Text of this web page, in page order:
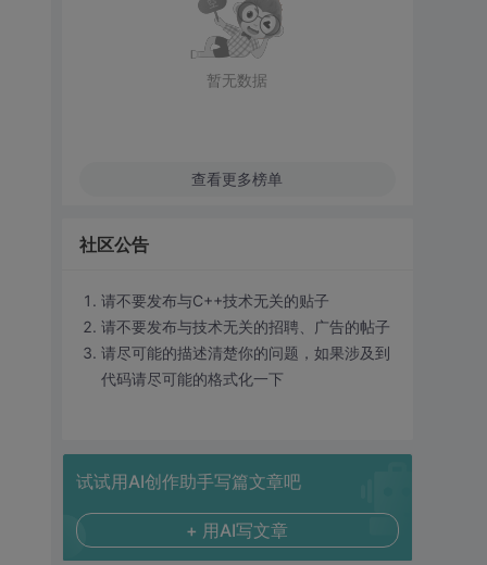
暂无数据
查看更多榜单
社区公告
请不要发布与C++技术无关的贴子
请不要发布与技术无关的招聘、广告的帖子
请尽可能的描述清楚你的问题，如果涉及到
代码请尽可能的格式化一下
试试用AI创作助手写篇文章吧
+ 用AI写文章